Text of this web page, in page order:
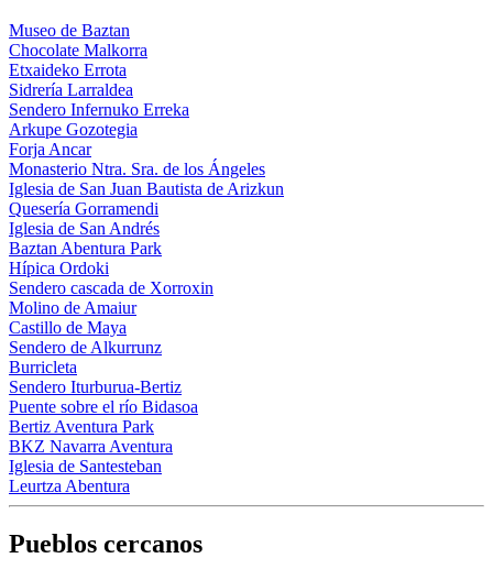
Museo de Baztan
Chocolate Malkorra
Etxaideko Errota
Sidrería Larraldea
Sendero Infernuko Erreka
Arkupe Gozotegia
Forja Ancar
Monasterio Ntra. Sra. de los Ángeles
Iglesia de San Juan Bautista de Arizkun
Quesería Gorramendi
Iglesia de San Andrés
Baztan Abentura Park
Hípica Ordoki
Sendero cascada de Xorroxin
Molino de Amaiur
Castillo de Maya
Sendero de Alkurrunz
Burricleta
Sendero Iturburua-Bertiz
Puente sobre el río Bidasoa
Bertiz Aventura Park
BKZ Navarra Aventura
Iglesia de Santesteban
Leurtza Abentura
Pueblos cercanos